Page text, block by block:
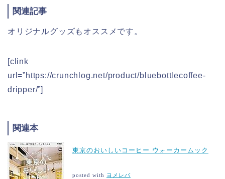
関連記事
オリジナルグッズもオススメです。
[clink
url=”https://crunchlog.net/product/bluebottlecoffee-
dripper/”]
関連本
東京のおいしいコーヒー ウォーカームック
posted with ヨメレバ